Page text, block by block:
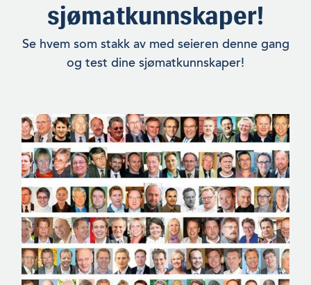
sjømatkunnskaper!
Se hvem som stakk av med seieren denne gang
og test dine sjømatkunnskaper!